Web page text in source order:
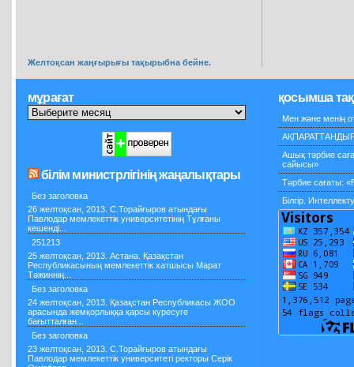
Желтоқсан жаңғырығы тақырыбна бейне.
мұрағат
білім министрлігінің жаңалықтары
Без заголовка
26 желтоқсан, 2013. С.Торайғыров атындағы
Павлодар мемлекеттік университетінің Тұлғаны
кешенді...
251213
25 желтоқсан, 2013. Астана. Қазақстан
Республикасының мемлекеттік хатшысы Марат
Тәжиннің...
Без заголовка
24 желтоқсан, 2013. Қазақстан Республикасы ЖОО
арасында жемқорлыққа қарсы күресуге
бағытталған...
Без заголовка
23 желтоқсан, 2013. С.Торайғыров атындағы
Павлодар мемлекеттік университеті ректоры Серік
қосымша
Мен және менің
Ашық тәрбие
сайысы»
Тәрбие сағаты:
Білгір.